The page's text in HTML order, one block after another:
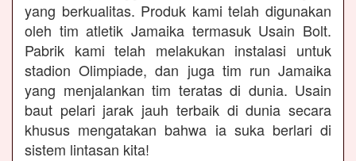
yang berkualitas. Produk kami telah digunakan
oleh tim atletik Jamaika termasuk Usain Bolt.
Pabrik kami telah melakukan instalasi untuk
stadion Olimpiade, dan juga tim run Jamaika
yang menjalankan tim teratas di dunia. Usain
baut pelari jarak jauh terbaik di dunia secara
khusus mengatakan bahwa ia suka berlari di
sistem lintasan kita!